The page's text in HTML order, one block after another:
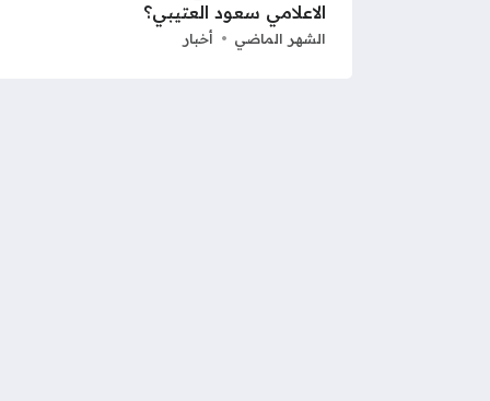
الاعلامي سعود العتيبي؟
الشهر الماضي أخبار